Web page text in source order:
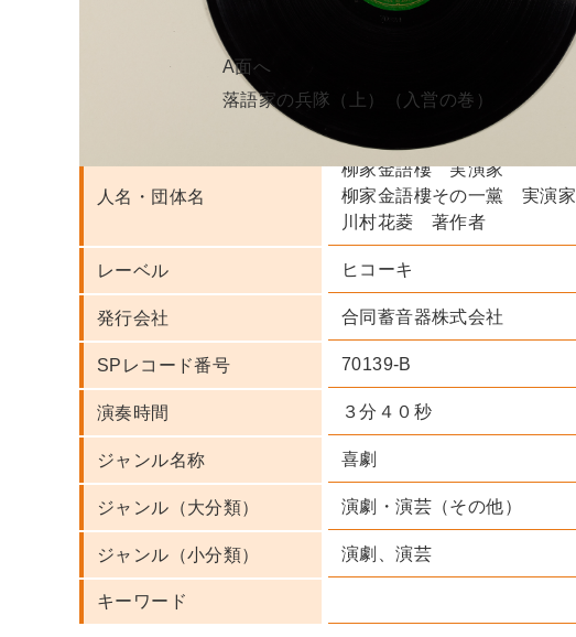
A面へ
落語家の兵隊（上）（入営の巻）
人名・団体名
柳家金語樓 実演家
柳家金語樓その一黨 実演家
川村花菱 著作者
レーベル ヒコーキ
発行会社 合同蓄音器株式会社
SPレコード番号 70139-B
演奏時間 ３分４０秒
ジャンル名称 喜劇
ジャンル（大分類） 演劇・演芸（その他）
ジャンル（小分類） 演劇、演芸
キーワード